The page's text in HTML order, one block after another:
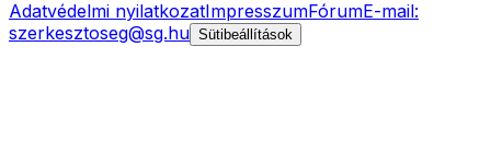
Adatvédelmi nyilatkozatImpresszumFórumE-mail:
szerkesztoseg@sg.hu Sütibeállítások